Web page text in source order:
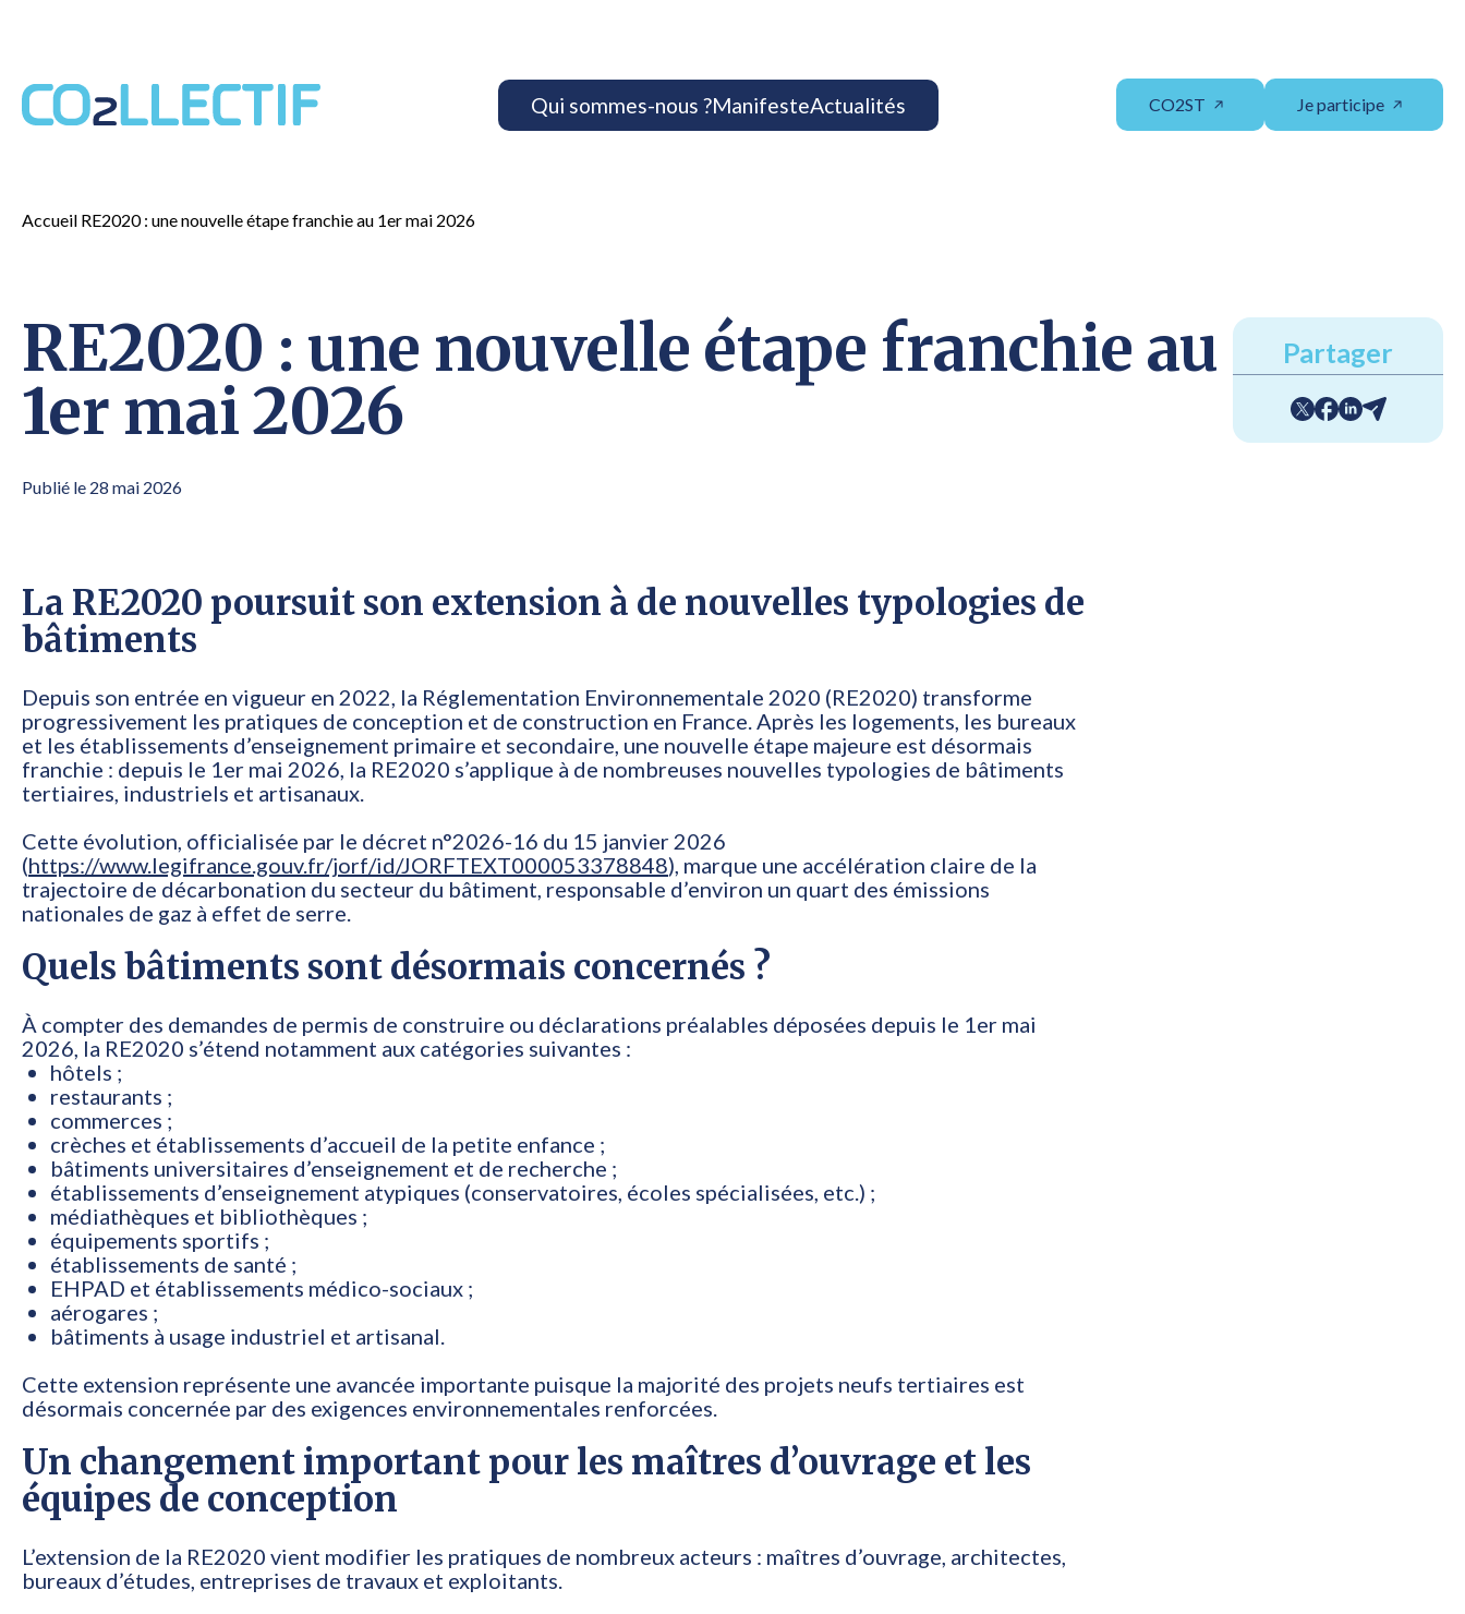
Qui sommes-nous ?ManifesteActualités CO2ST Je participe
RE2020 : une nouvelle étape franchie au 1er mai 2026
Accueil RE2020 : une nouvelle étape franchie au 1er mai 2026
RE2020 : une nouvelle étape franchie au
1er mai 2026
Publié le 28 mai 2026
Partager
La RE2020 poursuit son extension à de nouvelles typologies de
bâtiments
Depuis son entrée en vigueur en 2022, la Réglementation Environnementale 2020 (RE2020) transforme
progressivement les pratiques de conception et de construction en France. Après les logements, les bureaux
et les établissements d’enseignement primaire et secondaire, une nouvelle étape majeure est désormais
franchie : depuis le 1er mai 2026, la RE2020 s’applique à de nombreuses nouvelles typologies de bâtiments
tertiaires, industriels et artisanaux.
Cette évolution, officialisée par le décret n°2026-16 du 15 janvier 2026
(https://www.legifrance.gouv.fr/jorf/id/JORFTEXT000053378848), marque une accélération claire de la
trajectoire de décarbonation du secteur du bâtiment, responsable d’environ un quart des émissions
nationales de gaz à effet de serre.
Quels bâtiments sont désormais concernés ?
À compter des demandes de permis de construire ou déclarations préalables déposées depuis le 1er mai
2026, la RE2020 s’étend notamment aux catégories suivantes :
hôtels ;
restaurants ;
commerces ;
crèches et établissements d’accueil de la petite enfance ;
bâtiments universitaires d’enseignement et de recherche ;
établissements d’enseignement atypiques (conservatoires, écoles spécialisées, etc.) ;
médiathèques et bibliothèques ;
équipements sportifs ;
établissements de santé ;
EHPAD et établissements médico-sociaux ;
aérogares ;
bâtiments à usage industriel et artisanal.
Cette extension représente une avancée importante puisque la majorité des projets neufs tertiaires est
désormais concernée par des exigences environnementales renforcées.
Un changement important pour les maîtres d’ouvrage et les
équipes de conception
L’extension de la RE2020 vient modifier les pratiques de nombreux acteurs : maîtres d’ouvrage, architectes,
bureaux d’études, entreprises de travaux et exploitants.